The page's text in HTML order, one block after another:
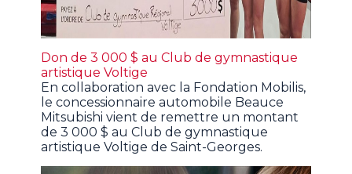
Don de 3 000 $ au Club de gymnastique
artistique Voltige
En collaboration avec la Fondation Mobilis,
le concessionnaire automobile Beauce
Mitsubishi vient de remettre un montant
de 3 000 $ au Club de gymnastique
artistique Voltige de Saint-Georges.